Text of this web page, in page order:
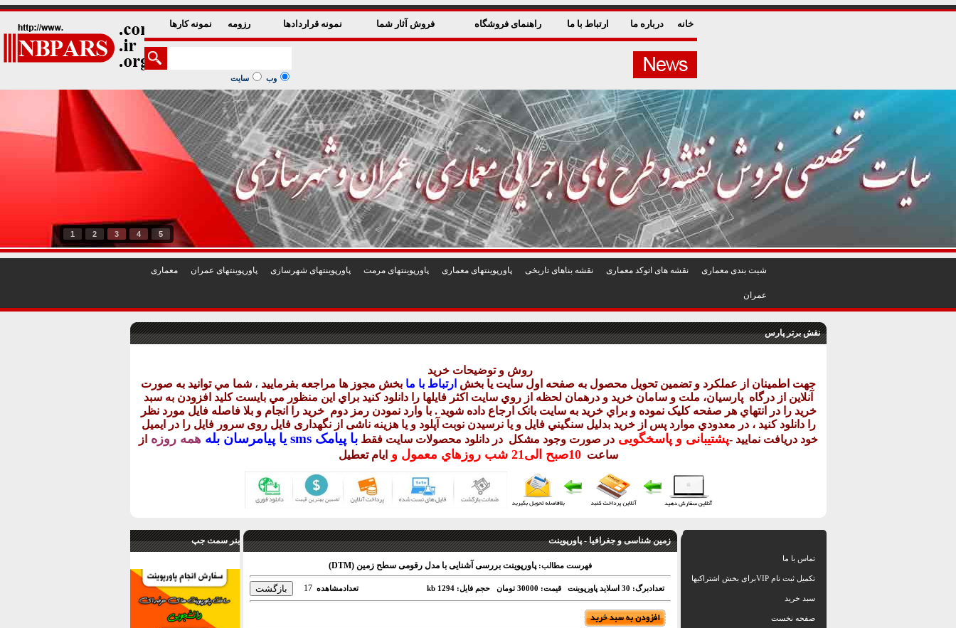
خانه درباره ما ارتباط با ما راهنمای فروشگاه فروش آثار شما نمونه قراردادها رزومه نمونه کارها
وب سایت
1 2 3 4 5
شيت بندی معماری نقشه های اتوکد معماری نقشه بناهای تاريخی پاورپوينتهای معماری پاورپوينتهای مرمت پاورپوينتهای شهرسازی پاورپوينتهای عمران معماری
عمران
نقش برتر پارس
روش و توضيحات خريد
جهت اطمينان از عملکرد و تضمين تحويل محصول به صفحه اول سايت يا بخش ارتباط با ما بخش مجوز ها مراجعه بفرماييد ، شما مي توانيد به صورت
آنلاين از درگاه پارسيان، ملت و سامان خريد و درهمان لحظه از روي سايت اکثر فايلها را دانلود کنيد براي اين منظور مي بايست کليد افزودن به سبد
خريد را در انتهاي هر صفحه کليک نموده و براي خريد به سايت بانک ارجاع داده شويد . با وارد نمودن رمز دوم خريد را انجام و بلا فاصله فايل مورد نظر
را دانلود کنيد ، در معدودي موارد پس از خريد بدليل سنگيني فايل و يا نرسيدن نوبت آپلود و يا هزينه ناشی از نگهداری فايل روی سرور فايل را در ايميل
خود دريافت نماييد -پشتيبانی و پاسخگويی در صورت وجود مشکل در دانلود محصولات سايت فقط با پيامک sms يا پيامرسان بله همه روزه از
ساعت 10صبح الی21 شب روزهاي معمول و ايام تعطيل
بنر سمت جپ زمین شناسی و جغرافیا - پاورپوینت
فهرست مطالب: پاورپوینت بررسی آشنایی با مدل رقومی سطح زمین (DTM)
تعدادبرگ: 30 اسلاید پاورپوینت قیمت: 30000 تومان حجم فایل: 1294 kb تعدادمشاهده 17
تماس با ما
تکمیل ثبت نام VIPبرای بخش اشتراکیها
سبد خرید
صفحه نخست